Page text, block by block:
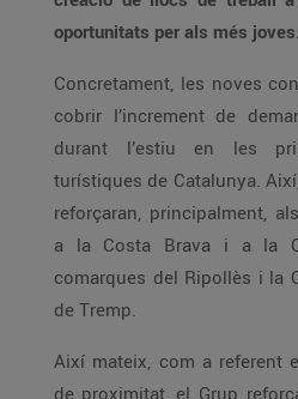
oportunitats per als més joves.
Concretament, les noves
cobrir l’increment de
durant l’estiu en les
turístiques de Catalunya.
reforçaran, principalment,
a la Costa Brava i a la
comarques del Ripollès i la
de Tremp.
Així mateix, com a referent
de proximitat, el Grup